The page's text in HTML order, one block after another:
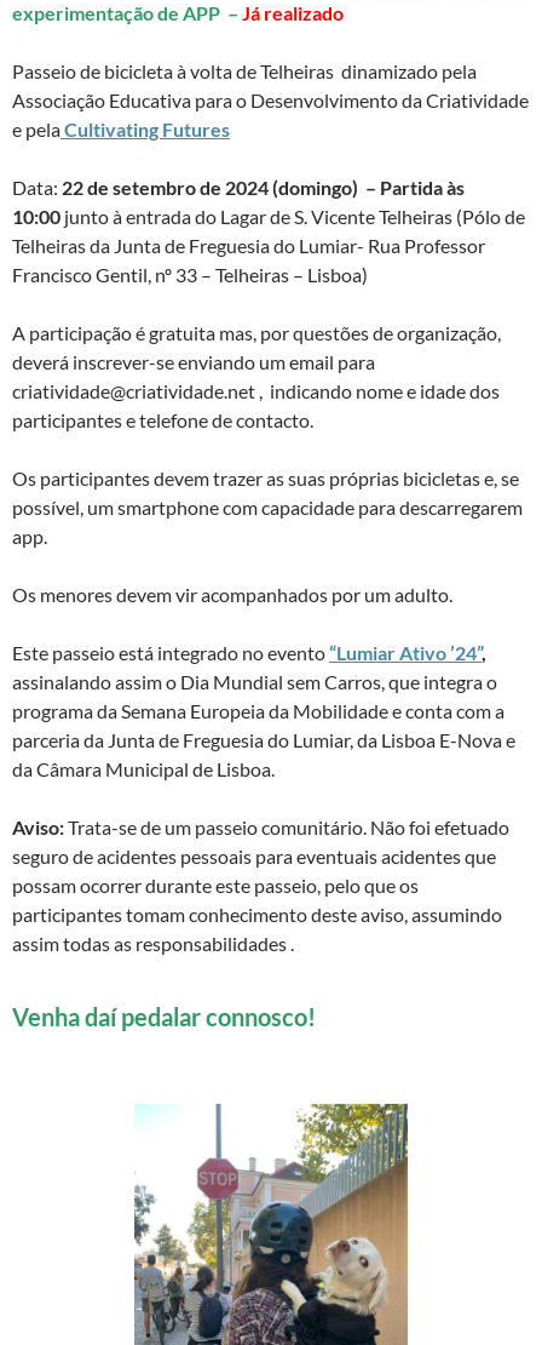
experimentação de APP – Já realizado
Passeio de bicicleta à volta de Telheiras dinamizado pela
Associação Educativa para o Desenvolvimento da Criatividade
e pelaCultivating Futures
Data: 22 de setembro de 2024 (domingo) – Partida às
10:00 junto à entrada do Lagar de S. Vicente Telheiras (Pólo de
Telheiras da Junta de Freguesia do Lumiar- Rua Professor
Francisco Gentil, nº 33 – Telheiras – Lisboa)
A participação é gratuita mas, por questões de organização,
deverá inscrever-se enviando um email para
criatividade@criatividade.net , indicando nome e idade dos
participantes e telefone de contacto.
Os participantes devem trazer as suas próprias bicicletas e, se
possível, um smartphone com capacidade para descarregarem
app.
Os menores devem vir acompanhados por um adulto.
Este passeio está integrado no evento“Lumiar Ativo ’24”,
assinalando assim o Dia Mundial sem Carros, que integra o
programa da Semana Europeia da Mobilidade e conta com a
parceria da Junta de Freguesia do Lumiar, da Lisboa E-Nova e
da Câmara Municipal de Lisboa.
Aviso:Trata-se de um passeio comunitário. Não foi efetuado
seguro de acidentes pessoais para eventuais acidentes que
possam ocorrer durante este passeio, pelo que os
participantes tomam conhecimento deste aviso, assumindo
assim todas as responsabilidades .
Venha daí pedalar connosco!